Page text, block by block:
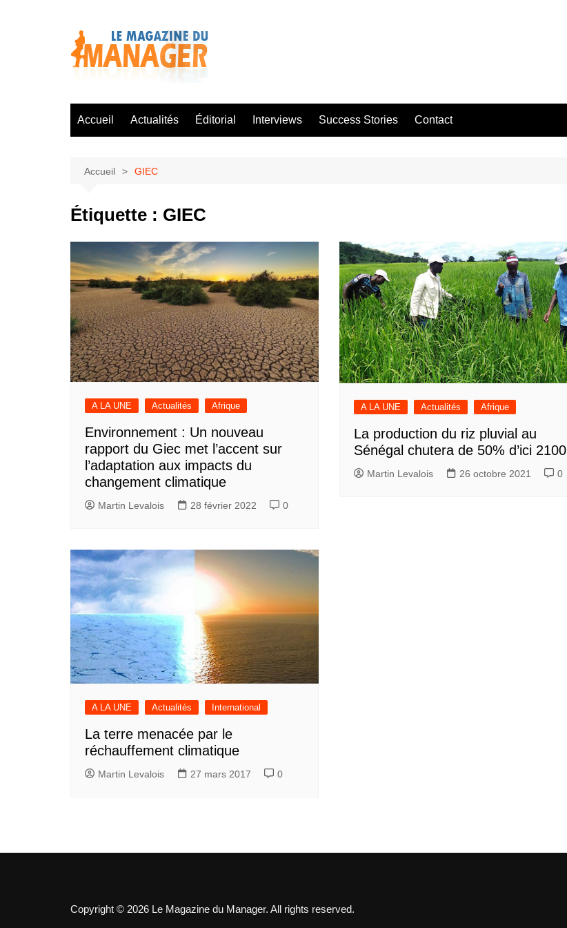
Accueil Actualités Éditorial Interviews Success Stories Contact
Accueil GIEC
Étiquette : GIEC
A LA UNE Actualités Afrique
Environnement : Un nouveau
rapport du Giec met l’accent sur
l’adaptation aux impacts du
changement climatique
Martin Levalois 28 février 2022 0
A LA UNE Actualités Afrique
La production du riz pluvial au
Sénégal chutera de 50% d’ici 2100
Martin Levalois 26 octobre 2021 0
A LA UNE Actualités International
La terre menacée par le
réchauffement climatique
Martin Levalois 27 mars 2017 0
Copyright © 2026 Le Magazine du Manager. All rights reserved.